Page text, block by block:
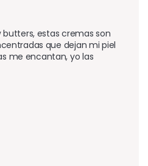
estas cremas son
que dejan mi piel
me encantan, yo las